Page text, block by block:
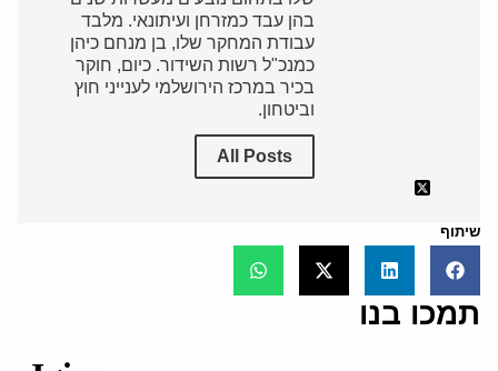
בהן עבד כמזרחן ועיתונאי. מלבד
עבודת המחקר שלו, בן מנחם כיהן
כמנכ"ל רשות השידור. כיום, חוקר
בכיר במרכז הירושלמי לענייני חוץ
וביטחון.
All Posts
שיתוף
תמכו בנו